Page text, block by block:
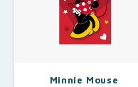
Minnie Mouse